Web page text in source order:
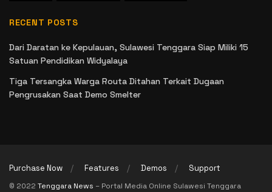
RECENT POSTS
Dari Daratan ke Kepulauan, Sulawesi Tenggara Siap Miliki 15
Satuan Pendidikan Widyalaya
Tiga Tersangka Warga Routa Ditahan Terkait Dugaan
Pengrusakan Saat Demo Smelter
Purchase Now Features Demos Support
© 2022 Tenggara News – Portal Media Online Sulawesi Tenggara